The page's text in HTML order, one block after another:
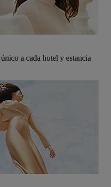
a cada hotel y estancia